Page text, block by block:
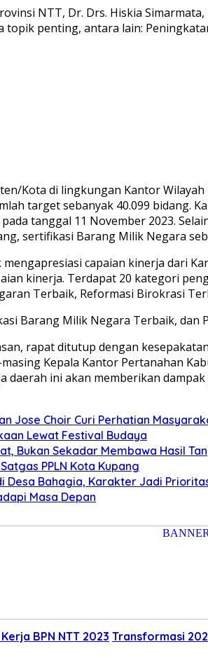
NTT, Dr. Drs. Hiskia
penting, antara lain:
Kota di lingkungan Kantor
target sebanyak 40.099
tanggal 11 November 2023.
sertifikasi Barang Milik Negara
capaian kinerja dari
kinerja. Terdapat 20 kategori
Terbaik, Reformasi Birokrasi
Barang Milik Negara Terbaik,
rapat ditutup dengan
Kepala Kantor Pertanahan
daerah ini akan memberikan
Jose Choir Curi Perhatian
Lewat Festival Budaya
Bukan Sekadar Membawa Hasil
PPLN Kota Kupang
Desa Bahagia, Karakter Jadi
Masa Depan
BPN NTT 2023 Transformasi